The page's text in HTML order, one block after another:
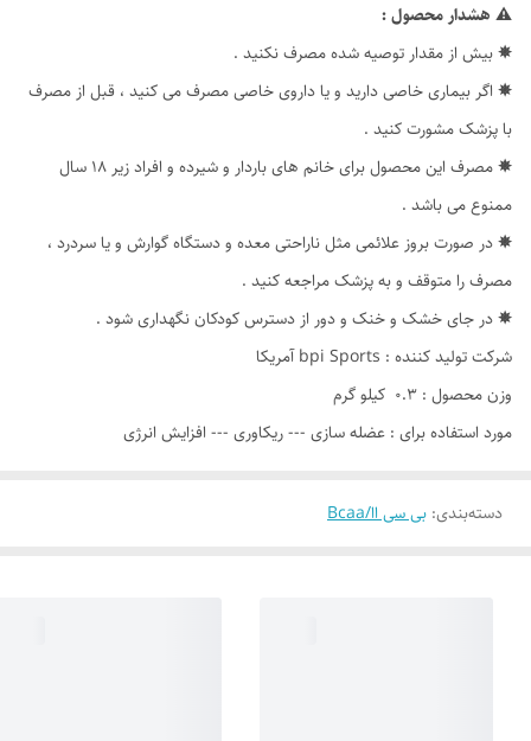
⚠ هشدار محصول :
✵بیش از مقدار توصیه شده مصرف نکنید .
✵ اگر بیماری خاصی دارید و یا داروی خاصی مصرف می کنید ، قبل از مصرف
با پزشک مشورت کنید .
✵
مصرف این محصول برای خانم های باردار و شیرده و افراد زیر 18 سال
ممنوع می باشد .
✵در صورت بروز علائمی مثل ناراحتی معده و دستگاه گوارش و یا سردرد ،
مصرف را متوقف و به پزشک مراجعه کنید .
✵در جای خشک و خنک و دور از دسترس کودکان نگهداری شود .
شرکت تولید کننده : bpi Sports آمریکا
وزن محصول : 0.3 کیلو گرم
مورد استفاده برای : عضله سازی --- ریکاوری --- افزایش انرژی
دسته‌بندی: بی سی اا/Bcaa